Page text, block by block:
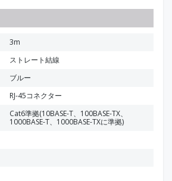
3m
ストレート結線
ブルー
RJ-45コネクター
Cat6準拠(10BASE-T、100BASE-TX、
1000BASE-T、1000BASE-TXに準拠)